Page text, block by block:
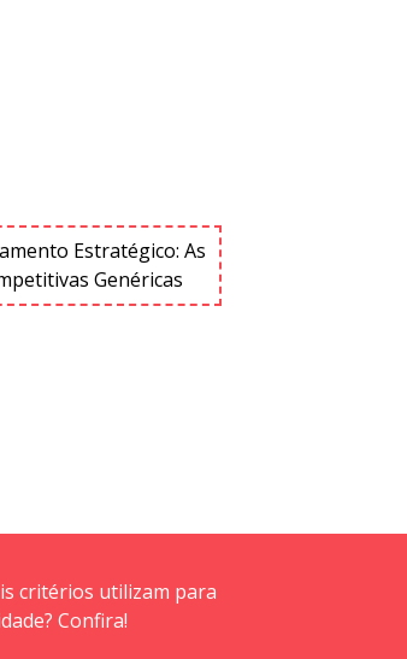
Estratégico: As
Genéricas
critérios utilizam para
Confira!